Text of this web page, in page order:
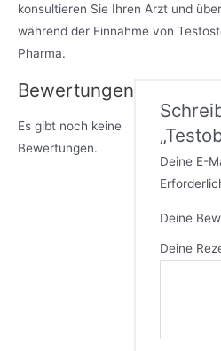
konsultieren Sie Ihren Arzt und
während der Einnahme von
Pharma.
Bewertungen
Es gibt noch keine
Bewertungen.
Deine E-
Deine
Deine